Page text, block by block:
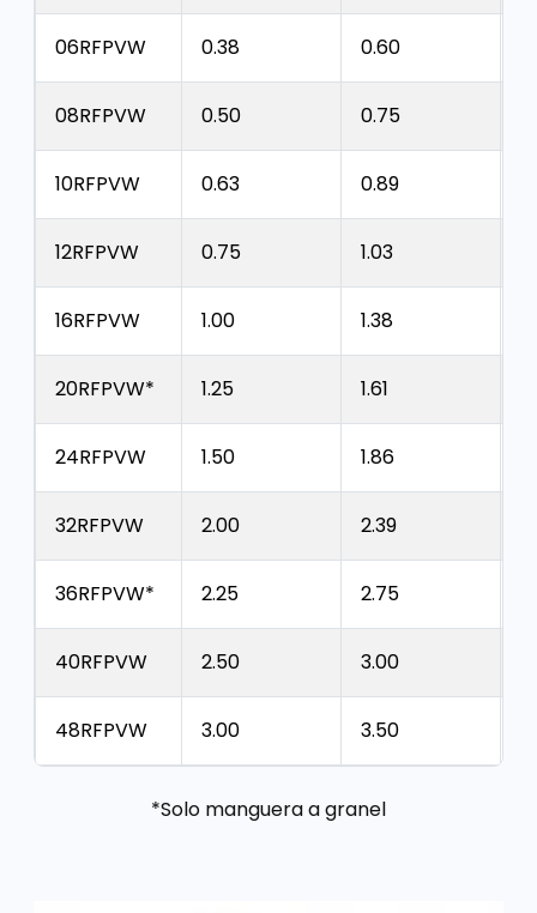
06RFPVW 0.38 0.60
08RFPVW 0.50 0.75
10RFPVW 0.63 0.89
12RFPVW 0.75 1.03
16RFPVW 1.00 1.38
20RFPVW* 1.25 1.61
24RFPVW 1.50 1.86
32RFPVW 2.00 2.39
36RFPVW* 2.25 2.75
40RFPVW 2.50 3.00
48RFPVW 3.00 3.50
*Solo manguera a granel